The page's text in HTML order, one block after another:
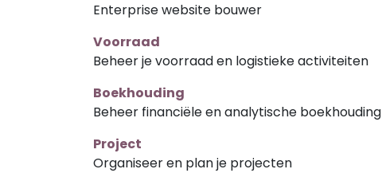
Enterprise website bouwer
Voorraad
Beheer je voorraad en logistieke activiteiten
Boekhouding
Beheer financiële en analytische boekhouding
Project
Organiseer en plan je projecten